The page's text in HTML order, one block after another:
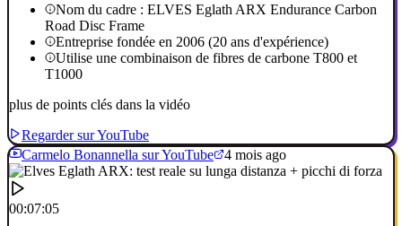
Nom du cadre : ELVES Eglath ARX Endurance Carbon
Road Disc Frame
Entreprise fondée en 2006 (20 ans d'expérience)
Utilise une combinaison de fibres de carbone T800 et
T1000
plus de points clés dans la vidéo
Regarder sur YouTube
Carmelo Bonannella sur YouTube
4 mois ago
00:07:05